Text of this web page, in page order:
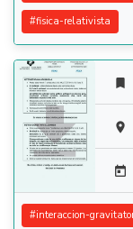
#fisica-relativista




#interaccion-